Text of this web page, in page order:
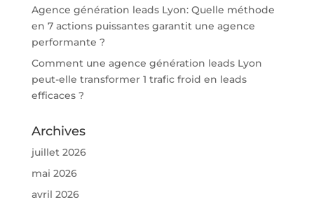
Agence génération leads Lyon: Quelle méthode
en 7 actions puissantes garantit une agence
performante ?
Comment une agence génération leads Lyon
peut-elle transformer 1 trafic froid en leads
efficaces ?
Archives
juillet 2026
mai 2026
avril 2026